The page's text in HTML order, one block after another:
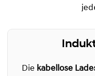
Die kabellose